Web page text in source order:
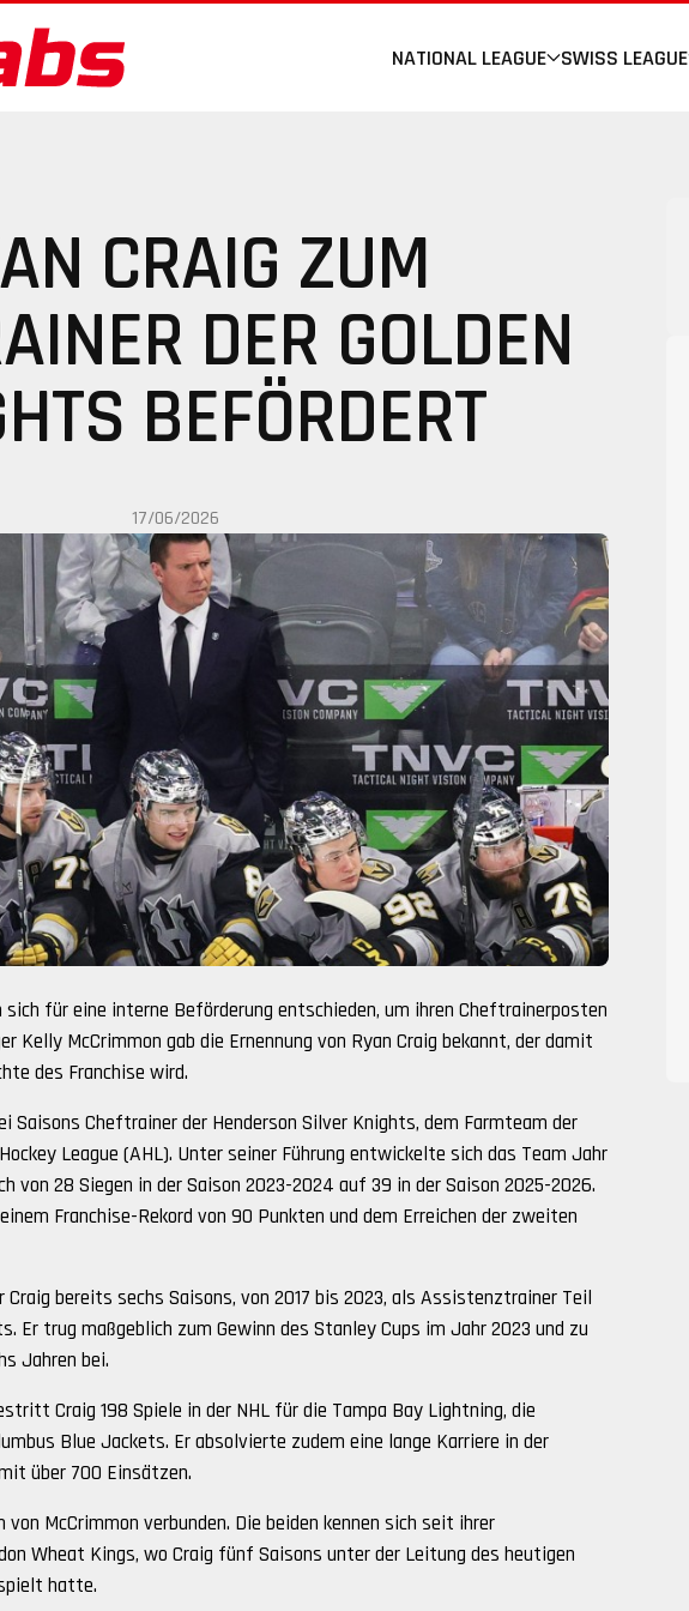
NATIONAL LEAGUE SWISS LEAGUE
CRAIG ZUM
DER GOLDEN
BEFÖRDERT
17/06/2026
sich für eine interne Beförderung entschieden, um ihren Cheftrainerposten
Kelly McCrimmon gab die Ernennung von Ryan Craig bekannt, der damit
des Franchise wird.
Saisons Cheftrainer der Henderson Silver Knights, dem Farmteam der
League (AHL). Unter seiner Führung entwickelte sich das Team Jahr
von 28 Siegen in der Saison 2023-2024 auf 39 in der Saison 2025-2026.
Franchise-Rekord von 90 Punkten und dem Erreichen der zweiten
bereits sechs Saisons, von 2017 bis 2023, als Assistenztrainer Teil
Er trug maßgeblich zum Gewinn des Stanley Cups im Jahr 2023 und zu
Jahren bei.
Craig 198 Spiele in der NHL für die Tampa Bay Lightning, die
Blue Jackets. Er absolvierte zudem eine lange Karriere in der
über 700 Einsätzen.
McCrimmon verbunden. Die beiden kennen sich seit ihrer
Wheat Kings, wo Craig fünf Saisons unter der Leitung des heutigen
hatte.